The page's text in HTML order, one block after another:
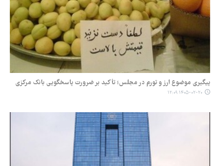
پیگیری موضوع ارز و تورم در مجلس؛ تأکید بر ضرورت پاسخگویی بانک مرکزی
۱۴۰۵-۰۲-۲۰ ۱۲:۰۹